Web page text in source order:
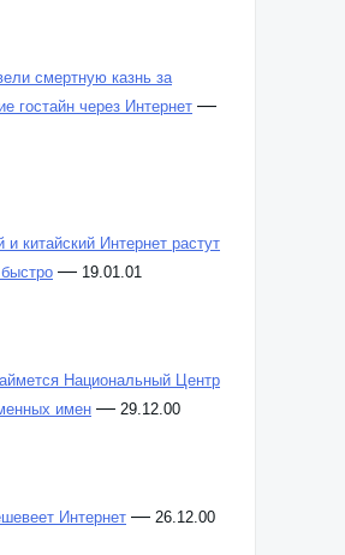
смертную казнь за
гостайн через Интернет —
и китайский Интернет растут
— 19.01.01
Национальный Центр
имен — 29.12.00
Интернет — 26.12.00